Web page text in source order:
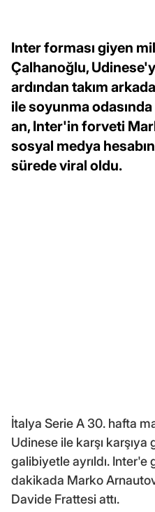
Inter forması giyen
Çalhanoğlu,
ardından takım
ile soyunma
an, Inter'in forveti
sosyal medya
sürede viral oldu.
İtalya Serie A 30. hafta
Udinese ile karşı
galibiyetle ayrıldı.
dakikada Marko
Davide Frattesi attı.